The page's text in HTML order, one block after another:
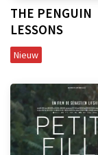
THE PENGUIN
LESSONS
Nieuw